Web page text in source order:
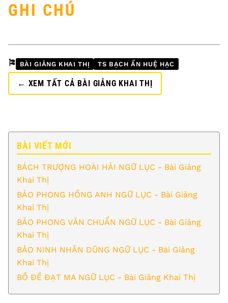
GHI CHÚ
🎏 BÀI GIẢNG KHAI THỊ TS BẠCH ẨN HUỆ HẠC
← XEM TẤT CẢ BÀI GIẢNG KHAI THỊ
BÀI VIẾT MỚI
BÁCH TRƯỢNG HOÀI HẢI NGỮ LỤC - Bài Giảng
Khai Thị
BẢO PHONG HỒNG ANH NGỮ LỤC - Bài Giảng
Khai Thị
BẢO PHONG VĂN CHUẨN NGỮ LỤC - Bài Giảng
Khai Thị
BẢO NINH NHÂN DŨNG NGỮ LỤC - Bài Giảng
Khai Thị
BỒ ĐỀ ĐẠT MA NGỮ LỤC - Bài Giảng Khai Thị